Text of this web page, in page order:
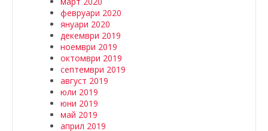
февруари 2020
януари 2020
декември 2019
ноември 2019
октомври 2019
септември 2019
август 2019
юли 2019
юни 2019
май 2019
април 2019